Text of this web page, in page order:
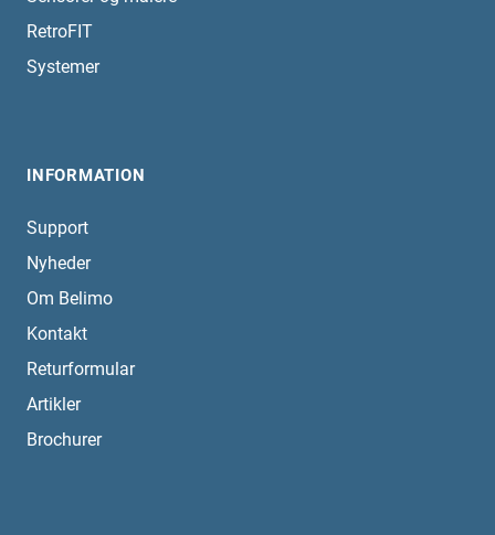
RetroFIT
Systemer
INFORMATION
Support
Nyheder
Om Belimo
Kontakt
Returformular
Artikler
Brochurer